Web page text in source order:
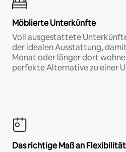
Möblierte Unterkünfte
Voll ausgestattete
der idealen Ausstattung,
Monat oder länger dort
perfekte Alternative zu einer
Das richtige Maß an Flexibilität